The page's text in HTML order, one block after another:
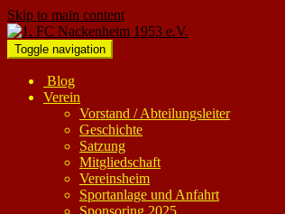
Skip to main content
Toggle navigation
Blog
Verein
Vorstand / Abteilungsleiter
Geschichte
Satzung
Mitgliedschaft
Vereinsheim
Sportanlage und Anfahrt
Sponsoring 2025